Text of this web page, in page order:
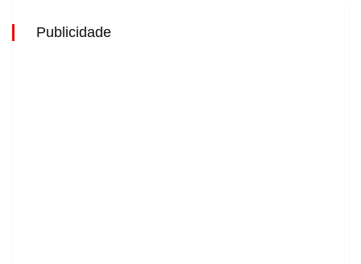
Publicidade